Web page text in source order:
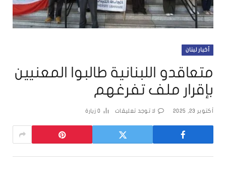
أخبار لبنان
متعاقدو اللبنانية طالبوا المعنيين
بإقرار ملف تفرغهم
أكتوبر 23, 2025 لا توجد تعليقات 0 زيارة